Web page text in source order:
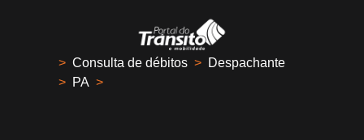
> Consulta de débitos > Despachante
> PA >